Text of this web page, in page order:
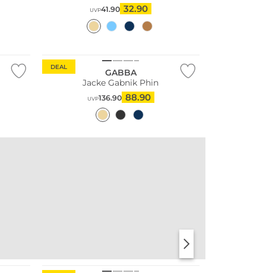
UVP41.90 32.90
DEAL
GABBA
Jacke Gabnik Phin
UVP136.90 88.90